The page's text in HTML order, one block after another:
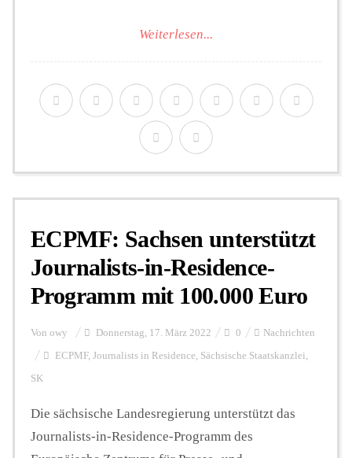
Weiterlesen...
ECPMF: Sachsen unterstützt
Journalists-in-Residence-
Programm mit 100.000 Euro
Von owy Donnerstag, 17. März 2022 0 Nachrichten
ECPMF, Journalists in Residence, Sächsische Staatskanzlei,
SK
Die sächsische Landesregierung unterstützt das
Journalists-in-Residence-Programm des